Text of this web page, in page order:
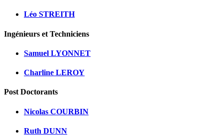
Léo STREITH
Ingénieurs et Techniciens
Samuel LYONNET
Charline LEROY
Post Doctorants
Nicolas COURBIN
Ruth DUNN